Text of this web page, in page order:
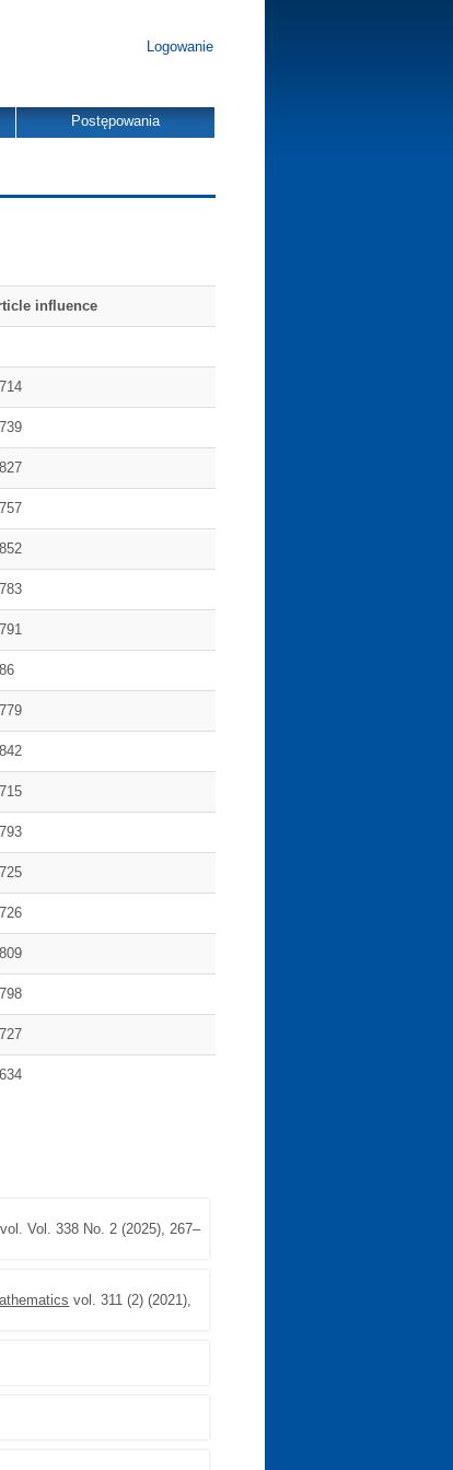
Logowanie
Postępowania
influence
vol. Vol. 338 No. 2 (2025), 267–
vol. 311 (2) (2021),